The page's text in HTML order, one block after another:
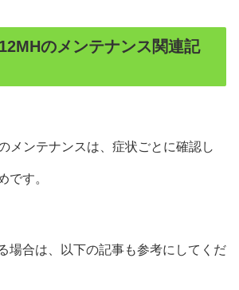
のメンテナンス関連記
メンテナンスは、症状ごとに確認し
です。
場合は、以下の記事も参考にしてくだ